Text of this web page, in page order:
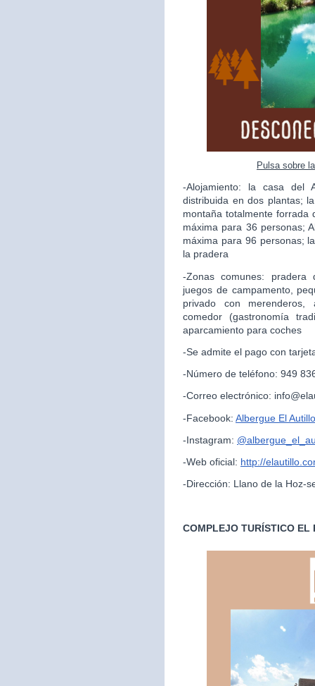
Pulsa sobre
-Alojamiento: la casa del
distribuida en dos plantas;
montaña totalmente forrada
máxima para 36 personas;
máxima para 96 personas;
la pradera
-Zonas comunes: pradera
juegos de campamento,
privado con merenderos,
comedor (gastronomía
aparcamiento para coches
-Se admite el pago con
-Número de teléfono: 949
-Correo electrónico:
-Facebook: Albergue El Autillo
-Instagram:
-Web oficial: http://
-Dirección: Llano de la Hoz-
COMPLEJO TURÍSTICO EL